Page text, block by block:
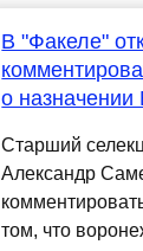
В "Факеле"
о назначении
Старший
Александр
том, что